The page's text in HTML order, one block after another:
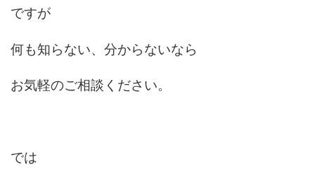
ですが
何も知らない、分からないなら
お気軽のご相談ください。
では